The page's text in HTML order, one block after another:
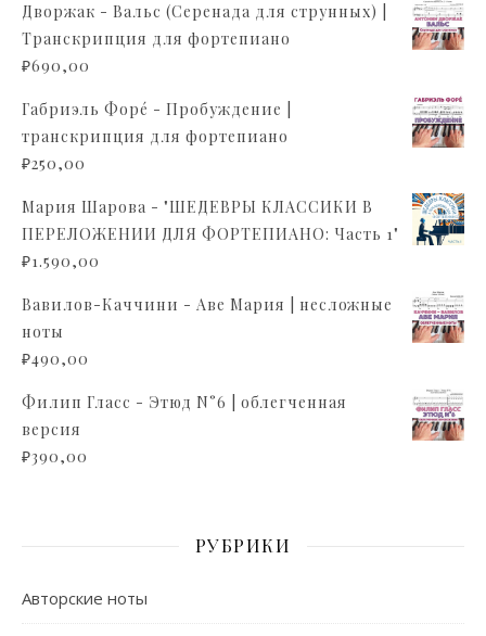
Дворжак - Вальс (Серенада для струнных) |
Транскрипция для фортепиано
₽690,00
Габриэль Форé - Пробуждение |
транскрипция для фортепиано
₽250,00
Мария Шарова - "ШЕДЕВРЫ КЛАССИКИ В
ПЕРЕЛОЖЕНИИ ДЛЯ ФОРТЕПИАНО: Часть 1"
₽1.590,00
Вавилов-Каччини - Аве Мария | несложные
ноты
₽490,00
Филип Гласс - Этюд N°6 | облегченная
версия
₽390,00
РУБРИКИ
Авторские ноты